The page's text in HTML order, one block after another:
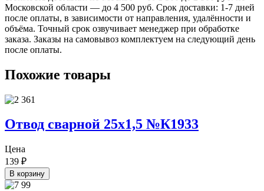
Московской области — до 4 500 руб. Срок доставки: 1-7 дней
после оплаты, в зависимости от направления, удалённости и
объёма. Точный срок озвучивает менеджер при обработке
заказа. Заказы на самовывоз комплектуем на следующий день
после оплаты.
Похожие товары
Отвод сварной 25х1,5 №К1933
Цена
139 ₽
В корзину